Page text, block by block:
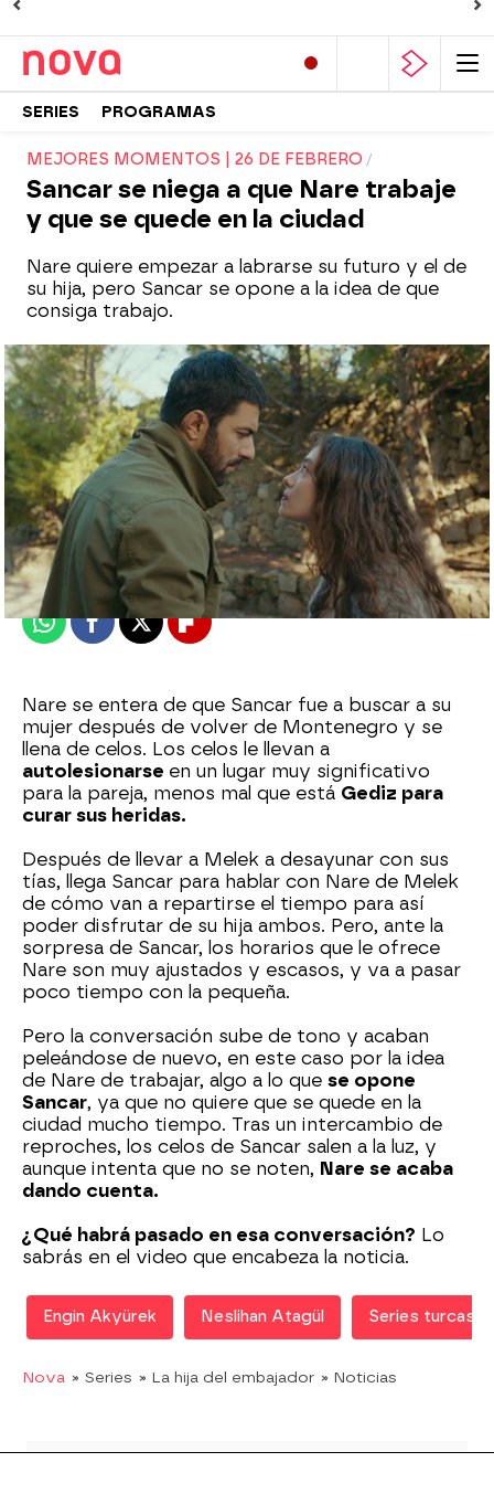
SERIES PROGRAMAS
MEJORES MOMENTOS | 26 DE FEBRERO
Sancar se niega a que Nare trabaje
y que se quede en la ciudad
Nare quiere empezar a labrarse su futuro y el de
su hija, pero Sancar se opone a la idea de que
consiga trabajo.
Nova
Madrid
Publicado:26 de febrero de 2022, 22:49
WhatsappFacebook
X Flipboard
Nare se entera de que Sancar fue a buscar a su
mujer después de volver de Montenegro y se
llena de celos. Los celos le llevan a
autolesionarse en un lugar muy significativo
para la pareja, menos mal que está Gediz para
curar sus heridas.
Después de llevar a Melek a desayunar con sus
tías, llega Sancar para hablar con Nare de Melek
de cómo van a repartirse el tiempo para así
poder disfrutar de su hija ambos. Pero, ante la
sorpresa de Sancar, los horarios que le ofrece
Nare son muy ajustados y escasos, y va a pasar
poco tiempo con la pequeña.
Pero la conversación sube de tono y acaban
peleándose de nuevo, en este caso por la idea
de Nare de trabajar, algo a lo que se opone
Sancar, ya que no quiere que se quede en la
ciudad mucho tiempo. Tras un intercambio de
reproches, los celos de Sancar salen a la luz, y
aunque intenta que no se noten, Nare se acaba
dando cuenta.
¿Qué habrá pasado en esa conversación? Lo
sabrás en el video que encabeza la noticia.
Engin Akyürek Neslihan Atagül Series turcas
Nova » Series » La hija del embajador » Noticias